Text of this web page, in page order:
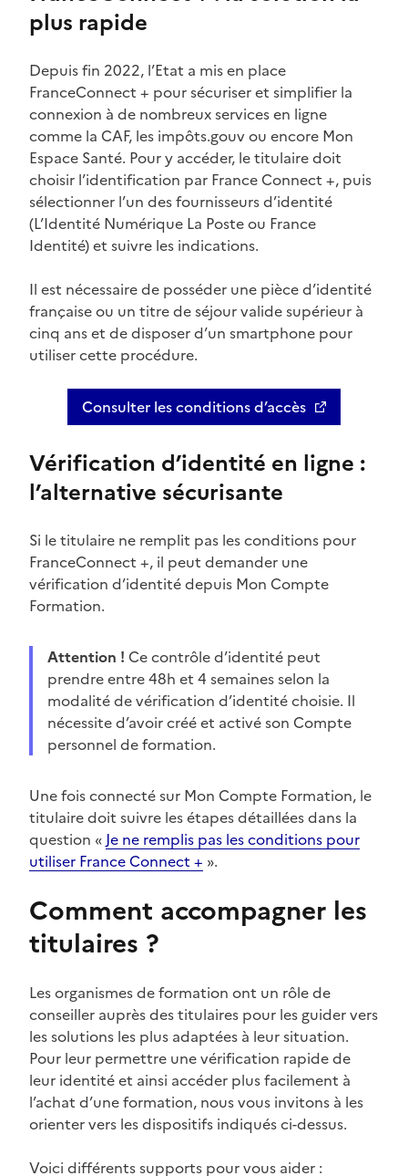
plus rapide
Depuis fin 2022, l’Etat a mis en place
FranceConnect + pour sécuriser et simplifier la
connexion à de nombreux services en ligne
comme la CAF, les impôts.gouv ou encore Mon
Espace Santé. Pour y accéder, le titulaire doit
choisir l’identification par France Connect +, puis
sélectionner l’un des fournisseurs d’identité
(L’Identité Numérique La Poste ou France
Identité) et suivre les indications.
Il est nécessaire de posséder une pièce d’identité
française ou un titre de séjour valide supérieur à
cinq ans et de disposer d’un smartphone pour
utiliser cette procédure.
Consulter les conditions d’accès
Vérification d’identité en ligne :
l’alternative sécurisante
Si le titulaire ne remplit pas les conditions pour
FranceConnect +, il peut demander une
vérification d’identité depuis Mon Compte
Formation.
Attention ! Ce contrôle d’identité peut
prendre entre 48h et 4 semaines selon la
modalité de vérification d’identité choisie. Il
nécessite d’avoir créé et activé son Compte
personnel de formation.
Une fois connecté sur Mon Compte Formation, le
titulaire doit suivre les étapes détaillées dans la
question « Je ne remplis pas les conditions pour
utiliser France Connect + ».
Comment accompagner les
titulaires ?
Les organismes de formation ont un rôle de
conseiller auprès des titulaires pour les guider vers
les solutions les plus adaptées à leur situation.
Pour leur permettre une vérification rapide de
leur identité et ainsi accéder plus facilement à
l’achat d’une formation, nous vous invitons à les
orienter vers les dispositifs indiqués ci-dessus.
Voici différents supports pour vous aider :